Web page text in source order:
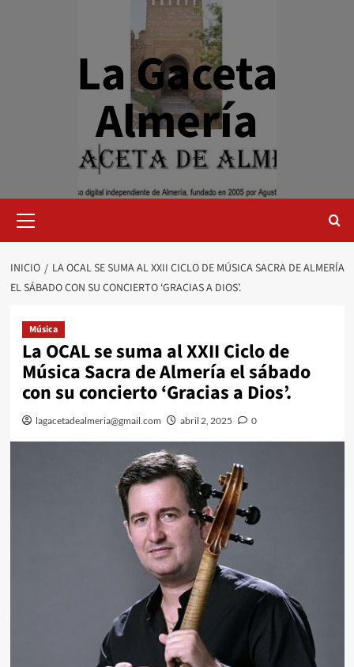
La Gaceta
Almería
primario
INICIO
LA OCAL SE SUMA AL XXII CICLO DE MÚSICA SACRA DE ALMERÍA
EL SÁBADO CON SU CONCIERTO ‘GRACIAS A DIOS’.
Música
La OCAL se suma al XXII Ciclo de
Música Sacra de Almería el sábado
con su concierto ‘Gracias a Dios’.
lagacetadealmeria@gmail.com abril 2, 2025 0